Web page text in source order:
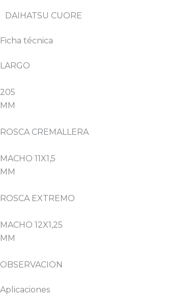
DAIHATSU CUORE
Ficha técnica
LARGO
205
MM
ROSCA CREMALLERA
MACHO 11X1,5
MM
ROSCA EXTREMO
MACHO 12X1,25
MM
OBSERVACION
Aplicaciones